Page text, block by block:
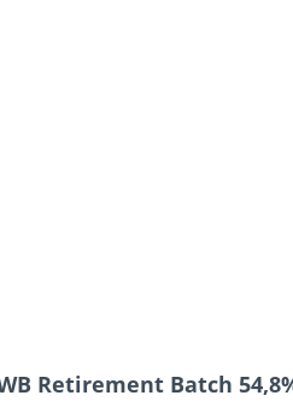
Retirement Batch